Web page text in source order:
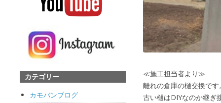
≪施工担当者より≫
離れの倉庫の樋交換です
古い樋はDIYなのか継ぎ
カテゴリー
カモバンブログ